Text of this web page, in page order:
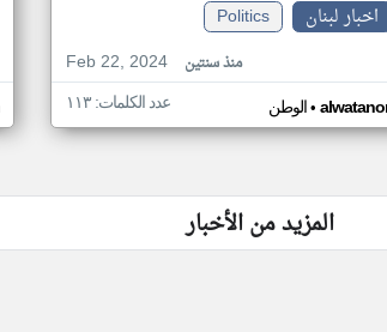
اخبار لبنان
Politics
Feb 22, 2024
منذ سنتين
الوطن• عدد الكلمات: ١١٣
المزيد من الأخبار